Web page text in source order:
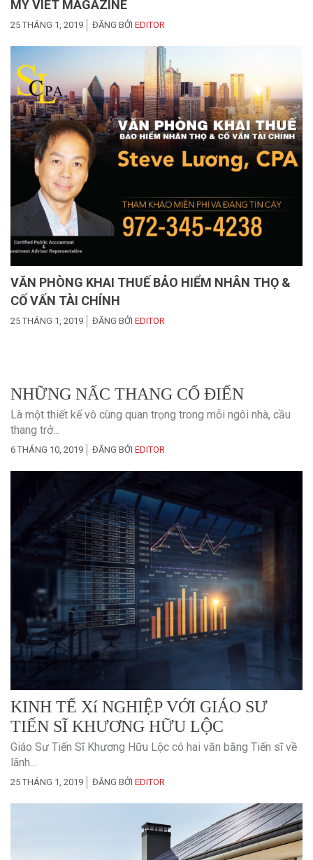
MY VIET MAGAZINE
25 THÁNG 1, 2019 ĐĂNG BỞI EDITOR
VĂN PHÒNG KHAI THUẾ BẢO HIỂM NHÂN THỌ &
CỐ VẤN TÀI CHÍNH
25 THÁNG 1, 2019 ĐĂNG BỞI EDITOR
NHỮNG NẤC THANG CỔ ĐIỂN
Là một thiết kế vô cùng quan trọng trong mỗi ngôi nhà, cầu
thang trở...
6 THÁNG 10, 2019 ĐĂNG BỞI EDITOR
KINH TẾ Xí NGHIỆP VỚI GIÁO SƯ
TIẾN SĨ KHƯƠNG HỮU LỘC
Giáo Sư Tiến Sĩ Khương Hữu Lộc có hai văn bằng Tiến sĩ về
lãnh...
25 THÁNG 1, 2019 ĐĂNG BỞI EDITOR